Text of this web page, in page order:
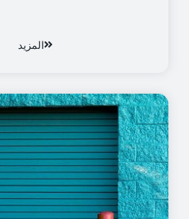
المزيد